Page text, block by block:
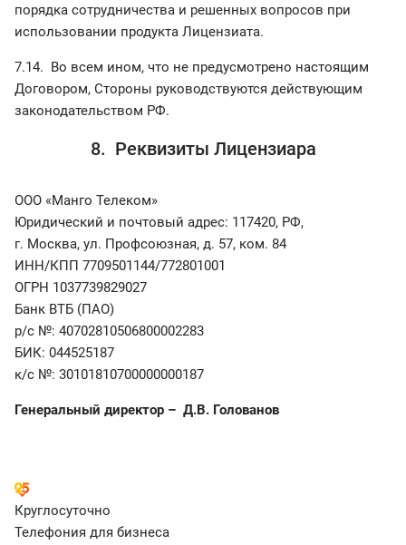
порядка сотрудничества и решенных вопросов при
использовании продукта Лицензиата.
7.14. Во всем ином, что не предусмотрено настоящим
Договором, Стороны руководствуются действующим
законодательством РФ.
8. Реквизиты Лицензиара
ООО «Манго Телеком»
Юридический и почтовый адрес: 117420, РФ,
г. Москва, ул. Профсоюзная, д. 57, ком. 84
ИНН/КПП 7709501144/772801001
ОГРН 1037739829027
Банк ВТБ (ПАО)
р/с №: 40702810506800002283
БИК: 044525187
к/с №: 30101810700000000187
Генеральный директор – Д.В. Голованов
Круглосуточно
Телефония для бизнеса